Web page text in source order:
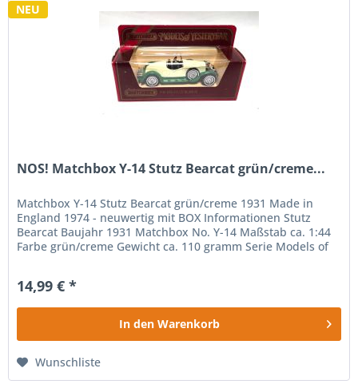
NEU
NOS! Matchbox Y-14 Stutz Bearcat grün/creme...
Matchbox Y-14 Stutz Bearcat grün/creme 1931 Made in
England 1974 - neuwertig mit BOX Informationen Stutz
Bearcat Baujahr 1931 Matchbox No. Y-14 Maßstab ca. 1:44
Farbe grün/creme Gewicht ca. 110 gramm Serie Models of
14,99 € *
In den Warenkorb
Wunschliste